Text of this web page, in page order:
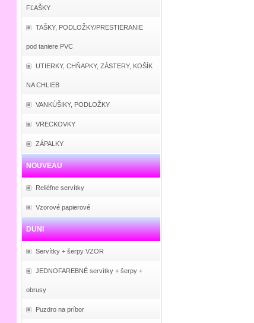
FĽAŠKY
TAŠKY, PODLOŽKY/PRESTIERANIE
pod taniere PVC
UTIERKY, CHŇAPKY, ZÁSTERY, KOŠÍK
NA CHLIEB
VANKÚŠIKY, PODLOŽKY
VRECKOVKY
ZÁPALKY
NOUVEAU
Reliéfne servítky
Vzorové papierové
DUNI
Servítky + šerpy VZOR
JEDNOFAREBNÉ servítky + šerpy +
obrusy
Puzdro na príbor